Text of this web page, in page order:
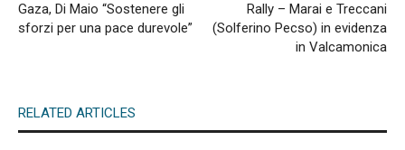
Gaza, Di Maio “Sostenere gli
sforzi per una pace durevole”
Rally – Marai e Treccani
(Solferino Pecso) in evidenza
in Valcamonica
RELATED ARTICLES